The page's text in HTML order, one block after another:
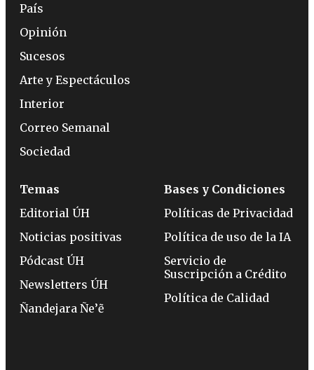
País
Opinión
Sucesos
Arte y Espectáculos
Interior
Correo Semanal
Sociedad
Temas
Editorial ÚH
Noticias positivas
Pódcast ÚH
Newsletters ÚH
Ñandejara Ñe’ẽ
Bases y Condiciones
Políticas de Privacidad
Política de uso de la IA
Servicio de
Suscripción a Crédito
Política de Calidad